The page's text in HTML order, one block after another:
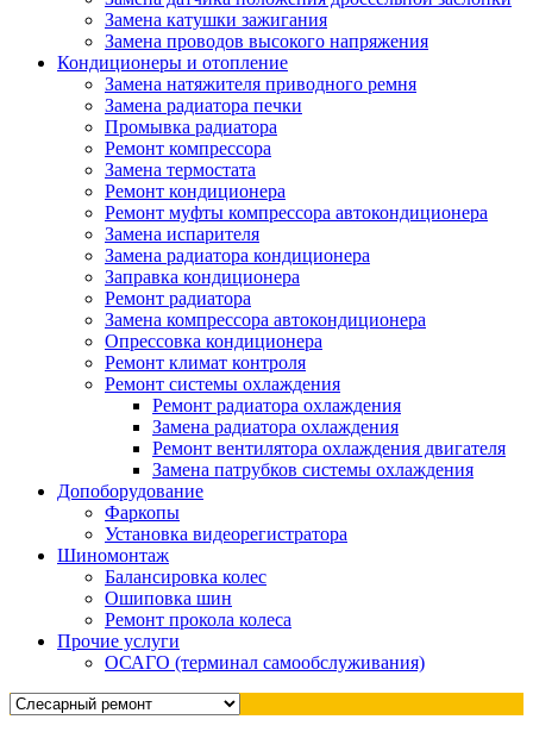
Замена катушки зажигания
Замена проводов высокого напряжения
Кондиционеры и отопление
Замена натяжителя приводного ремня
Замена радиатора печки
Промывка радиатора
Ремонт компрессора
Замена термостата
Ремонт кондиционера
Ремонт муфты компрессора автокондиционера
Замена испарителя
Замена радиатора кондиционера
Заправка кондиционера
Ремонт радиатора
Замена компрессора автокондиционера
Опрессовка кондиционера
Ремонт климат контроля
Ремонт системы охлаждения
Ремонт радиатора охлаждения
Замена радиатора охлаждения
Ремонт вентилятора охлаждения двигателя
Замена патрубков системы охлаждения
Допоборудование
Фаркопы
Установка видеорегистратора
Шиномонтаж
Балансировка колес
Ошиповка шин
Ремонт прокола колеса
Прочие услуги
ОСАГО (терминал самообслуживания)